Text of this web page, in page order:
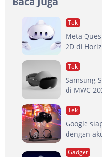
Tek
Meta
2D di
Tek
Samsung
di MWC
Tek
Google
dengan
Gadget